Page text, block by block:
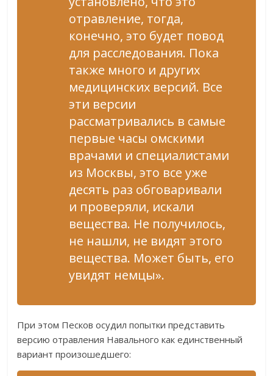
отравление, тогда,
конечно, это будет повод
для расследования. Пока
также много и других
медицинских версий. Все
эти версии
рассматривались в самые
первые часы омскими
врачами и специалистами
из Москвы, это все уже
десять раз обговаривали
и проверяли, искали
вещества. Не получилось,
не нашли, не видят этого
вещества. Может быть, его
увидят немцы».
При этом Песков осудил попытки представить
версию отравления Навального как единственный
вариант произошедшего: